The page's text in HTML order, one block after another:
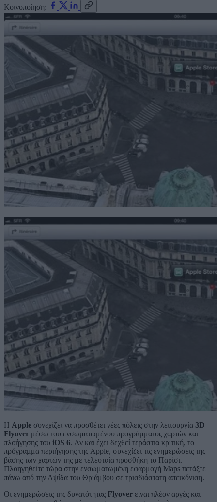
Κοινοποίηση:
Η Apple συνεχίζει να προσθέτει νέες πόλεις στην λειτουργία 3D
Flyover μέσω του ενσωματωμένου προγράμματος χαρτών και
πλοήγησης του iOS 6. Αν και έχει δεχθεί τεράστια κριτική, το
πρόγραμμα περιήγησης της Apple, συνεχίζει τις ενημερώσεις της
βάσης των χαρτών της με τελευταία προσθήκη το Παρίσι.
Πλοηγηθείτε τώρα στην ενσωματωμένη εφαρμογή Maps πετάξτε
πάνω από την Αψίδα του Θριάμβου σε τρισδιάστατη απεικόνιση.
Οι ενημερώσεις της δυνατότητας Flyover είναι πλέον αργές και